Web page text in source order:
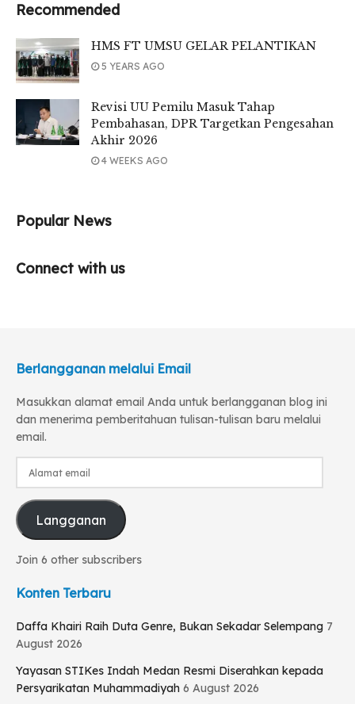
Recommended
HMS FT UMSU GELAR PELANTIKAN
5 YEARS AGO
Revisi UU Pemilu Masuk Tahap
Pembahasan, DPR Targetkan Pengesahan
Akhir 2026
4 WEEKS AGO
Popular News
Connect with us
Berlangganan melalui Email
Masukkan alamat email Anda untuk berlangganan blog ini
dan menerima pemberitahuan tulisan-tulisan baru melalui
email.
Langganan
Join 6 other subscribers
Konten Terbaru
Daffa Khairi Raih Duta Genre, Bukan Sekadar Selempang 7
August 2026
Yayasan STIKes Indah Medan Resmi Diserahkan kepada
Persyarikatan Muhammadiyah 6 August 2026